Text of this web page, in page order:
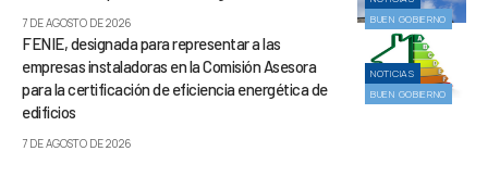
BUEN GOBIERNO
7 DE AGOSTO DE 2026
NOTICIAS
BUEN GOBIERNO
FENIE, designada para representar a las
empresas instaladoras en la Comisión Asesora
para la certificación de eficiencia energética de
edificios
7 DE AGOSTO DE 2026